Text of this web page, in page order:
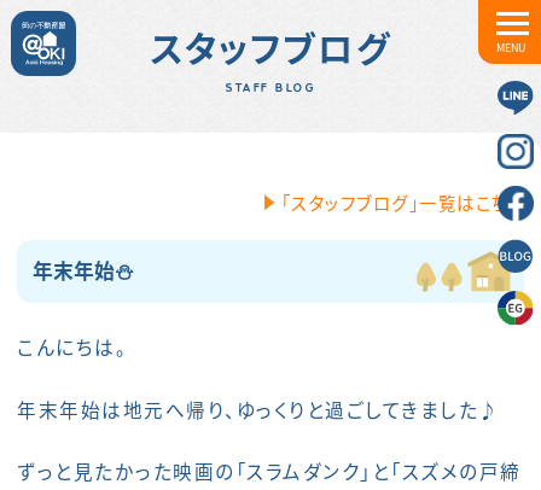
MENU
スタッフブログ
STAFF BLOG
「スタッフブログ」一覧はこちら
年末年始⛄
こんにちは。
年末年始は地元へ帰り、ゆっくりと過ごしてきました♪
ずっと見たかった映画の「スラムダンク」と「スズメの戸締